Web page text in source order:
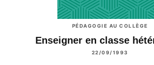
PÉDAGOGIE AU COLLÈGE
Enseigner en classe
22/09/1993